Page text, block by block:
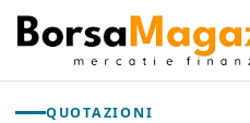
QUOTAZIONI